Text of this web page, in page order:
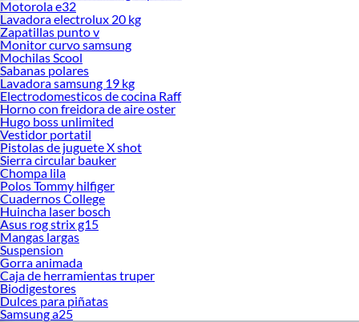
Motorola e32
Lavadora electrolux 20 kg
Zapatillas punto v
Monitor curvo samsung
Mochilas Scool
Sabanas polares
Lavadora samsung 19 kg
Electrodomesticos de cocina Raff
Horno con freidora de aire oster
Hugo boss unlimited
Vestidor portatil
Pistolas de juguete X shot
Sierra circular bauker
Chompa lila
Polos Tommy hilfiger
Cuadernos College
Huincha laser bosch
Asus rog strix g15
Mangas largas
Suspension
Gorra animada
Caja de herramientas truper
Biodigestores
Dulces para piñatas
Samsung a25